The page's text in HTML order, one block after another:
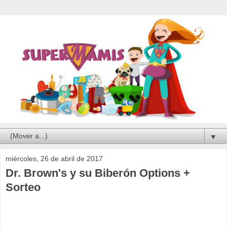
▼
miércoles, 26 de abril de 2017
Dr. Brown's y su Biberón Options +
Sorteo